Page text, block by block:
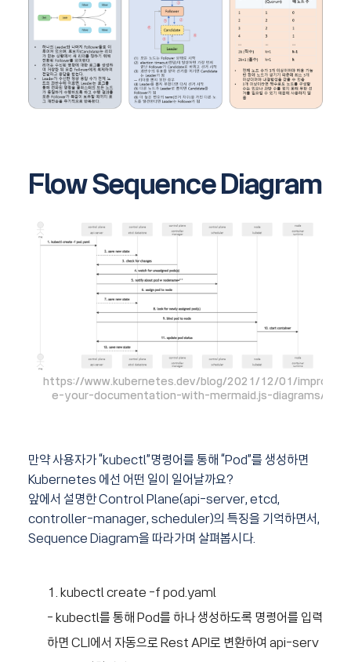
Flow Sequence Diagram
https://www.kubernetes.dev/blog/2021/12/01/improv
e-your-documentation-with-mermaid.js-diagrams/
만약 사용자가 “kubectl”명령어를 통해 “Pod”를 생성하면
Kubernetes 에선 어떤 일이 일어날까요?
앞에서 설명한 Control Plane(api-server, etcd,
controller-manager, scheduler)의 특징을 기억하면서,
Sequence Diagram을 따라가며 살펴봅시다.
kubectl create -f pod.yaml
- kubectl를 통해 Pod를 하나 생성하도록 명령어를 입력
하면 CLI에서 자동으로 Rest API로 변환하여 api-serv